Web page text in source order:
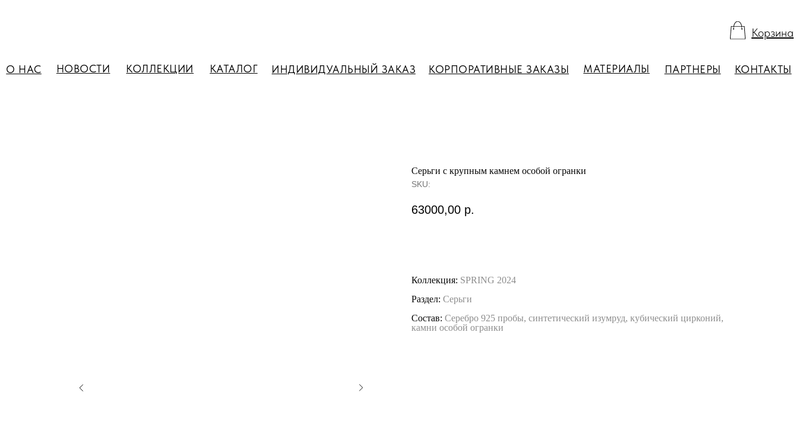
О НАС КОЛЛЕКЦИИ КАТАЛОГ КОРПОРАТИВНЫЕ ЗАКАЗЫ
НОВОСТИ МАТЕРИАЛЫ КОНТАКТЫ
ПАРТНЕРЫ
ИНДИВИДУАЛЬНЫЙ ЗАКАЗ
Корзина
Серьги с крупным камнем особой огранки
SKU:
63000,00 р.
Коллекция: SPRING 2024
Раздел: Серьги
Состав: Серебро 925 пробы, синтетический изумруд, кубический цирконий,
камни особой огранки